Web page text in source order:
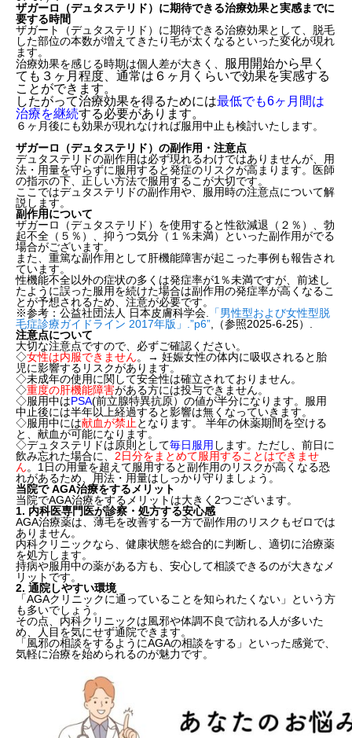
ザガーロ（デュタステリド）に期待できる治療効果と実感までに
要する時間
ザガート（デュタステリド）に期待できる治療効果として、脱毛
した部位の本数が増えてきたり毛が太くなるといった変化が現れ
ます。
治療効果を感じる時期は個人差が大きく、
服用開始から早く
ても３ヶ月程度、通常は６ヶ月くらいで効果を実感する
ことができます。
したがって治療効果を得るためには最低でも6ヶ月間は
治療を継続する必要があります。
６ヶ月後にも効果が現れなければ服用中止も検討いたします。
ザガーロ（デュタステリド）の副作用・注意点
デュタステリドの副作用は必ず現れるわけではありませんが、用
法・用量を守らずに服用すると発症のリスクが高まります。医師
の指示の下、正しい方法で服用するこが大切です。
ここではデュタステリドの副作用や、服用時の注意点について解
説します。
副作用について
ザガーロ（デュタステリド）を使用すると性欲減退（２％）、勃
起不全（５％）、抑うつ気分（１％未満）といった副作用がでる
場合がございます。
また、重篤な副作用として肝機能障害が起こった事例も報告され
ています。
性機能不全以外の症状の多くは発症率が1％未満ですが、前述し
たように誤った服用を続けた場合は副作用の発症率が高くなるこ
とが予想されるため、注意が必要です。
※参考：公益社団法人 日本皮膚科学会.
「男性型および女性型脱
毛症診療ガイドライン 2017年版」.”p6” ,（参照2025-6-25）.
注意点について
大切な注意点ですので、必ずご確認ください。
◇女性は内服できません。→ 妊娠女性の体内に吸収されると胎
児に影響するリスクがあります。
◇未成年の使用に関して安全性は確立されておりません。
◇重度の肝機能障害がある方には投与できません。
◇服用中はPSA(前立腺特異抗原）の値が半分になります。服用
中止後には半年以上経過すると影響は無くなっていきます。
◇服用中には献血が禁止 となります。 半年の休薬期間を空ける
と、献血が可能になります。
◇デュタステリドは原則として毎日服用 します。ただし、前日に
飲み忘れた場合に、 2日分をまとめて服用することはできませ
ん。1日の用量を超えて服用すると副作用のリスクが高くなる恐
れがあるため、用法・用量はしっかり守りましょう。
当院で AGA治療をするメリット
当院でAGA治療をするメリットは大きく2つございます。
1. 内科医専門医が診察・処方する安心感
AGA治療薬は、薄毛を改善する一方で副作用のリスクもゼロでは
ありません。
内科クリニックなら、健康状態を総合的に判断し、適切に治療薬
を処方します。
持病や服用中の薬がある方も、安心して相談できるのが大きなメ
リットです。
2. 通院しやすい環境
「AGAクリニックに通っていることを知られたくない」という方
も多いでしょう。
その点、内科クリニックは風邪や体調不良で訪れる人が多いた
め、人目を気にせず通院できます。
「風邪の相談をするようにAGAの相談をする」といった感覚で、
気軽に治療を始められるのが魅力です。